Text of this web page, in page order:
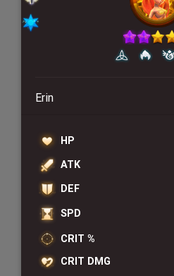
Erin
HP
ATK
DEF
SPD
CRIT %
CRIT DMG